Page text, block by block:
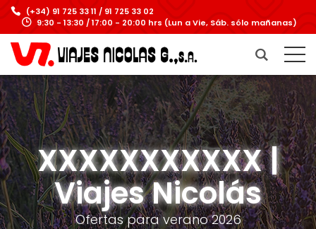
(+34) 91 725 33 11 / 91 725 33 02
9:30 - 13:30 / 17:00 - 20:00 hrs (Lun a Vie, Sáb. sólo mañanas)
XXXXXXXXXXX |
Viajes Nicolás
Ofertas para verano 2026